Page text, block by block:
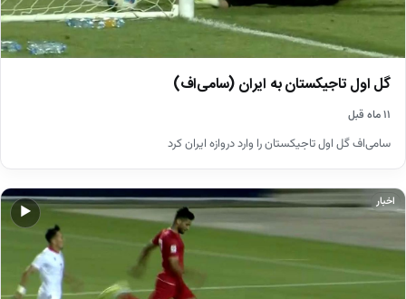
گل اول تاجیکستان به ایران (سامی‌اف)
۱۱ ماه قبل
سامی‌اف گل اول تاجیکستان را وارد دروازه ایران کرد
▶
اخبار